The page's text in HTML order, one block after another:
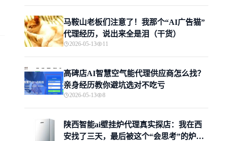
马鞍山老板们注意了！我那个“AI广告猫”
代理经历，说出来全是泪（干货）
2026-05-13 11
高碑店AI智慧空气能代理供应商怎么找？
亲身经历教你避坑选对不吃亏
2026-05-13 8
陕西智能ai壁挂炉代理真实探店：我在西
安找了三天，最后被这个“会思考”的炉子